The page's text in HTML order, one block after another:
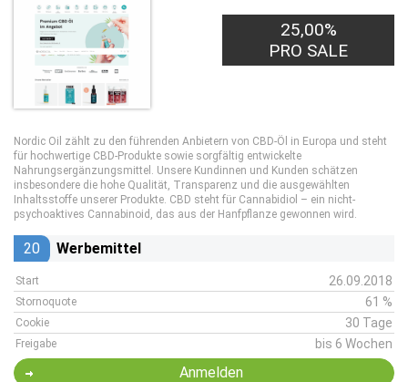
25,00%
PRO SALE
Nordic Oil zählt zu den führenden Anbietern von CBD-Öl in Europa und steht
für hochwertige CBD-Produkte sowie sorgfältig entwickelte
Nahrungsergänzungsmittel. Unsere Kundinnen und Kunden schätzen
insbesondere die hohe Qualität, Transparenz und die ausgewählten
Inhaltsstoffe unserer Produkte. CBD steht für Cannabidiol – ein nicht-
psychoaktives Cannabinoid, das aus der Hanfpflanze gewonnen wird.
20 Werbemittel
Start 26.09.2018
Stornoquote 61 %
Cookie 30 Tage
Freigabe bis 6 Wochen
Anmelden